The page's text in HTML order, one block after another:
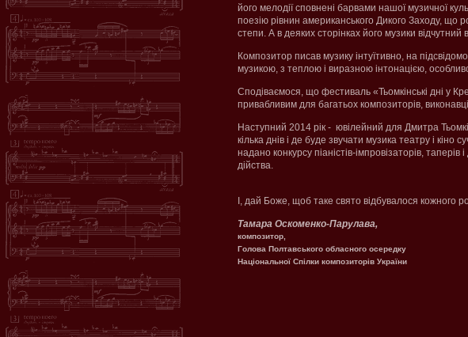
його мелодії сповнені барвами нашої музичної
поезію рівнин американського Дикого Заходу, що
степи. А в деяких сторінках його музики відчутний
Композитор писав музику інтуїтивно, на
музикою, з теплою і виразною інтонацією,
Сподіваємося, що фестиваль «Тьомкінські дні у
привабливим для багатьох композиторів,
Наступний 2014 рік - ювілейний для Дмитра
кілька днів і де буде звучати музика театру і кіно
надано конкурсу піаністів-імпровізаторів,
дійства.
І, дай Боже, щоб таке свято відбувалося кожного
Тамара Оскоменко-Парулава,
композитор,
Голова Полтавського обласного осередку
Національної Спілки композиторів України